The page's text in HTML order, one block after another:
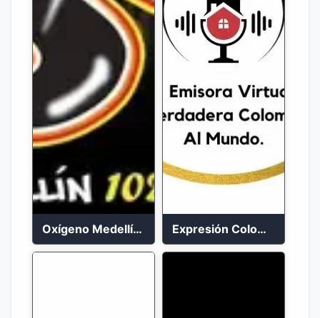
Oxígeno Medellín 90.9 FM en vivo Expresión Colombia Radio en vivo 24/7